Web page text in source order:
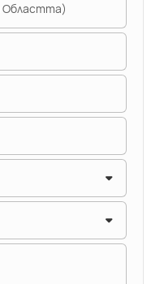
Областта)